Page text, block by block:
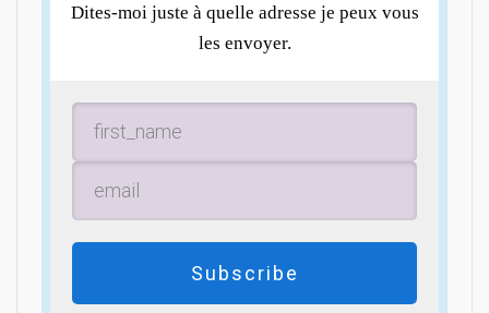
Dites-moi juste à quelle adresse je peux vous
les envoyer.
Subscribe